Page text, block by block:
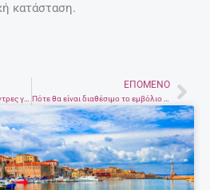
κατάσταση.
Αυτά τα τρία ζώδια είναι …. άντρες για σπίτι
ΕΠΌΜΕΝΟ
Πότε θα είναι διαθέσιμο το εμβόλιο κατά του κορονοϊού;